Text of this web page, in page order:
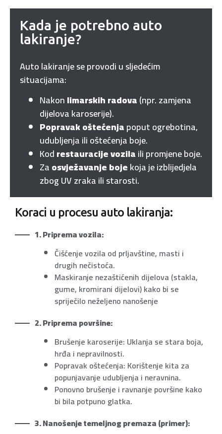
Kada je potrebno auto
lakiranje?
Auto lakiranje se provodi u sljedećim
situacijama:
Nakonlimarskih radova(npr. zamjena
dijelova karoserije).
Popravak oštećenjapoput ogrebotina,
udubljenja ili oštećenja boje.
Kodrestauracije vozilaili promjene boje.
Zaosvježavanje bojekoja je izblijedjela
zbog UV zraka ili starosti.
Koraci u procesu auto lakiranja:
1. Priprema vozila:
Čišćenje vozila od prljavštine, masti i
drugih nečistoća.
Maskiranje nezaštićenih dijelova (stakla,
gume, kromirani dijelovi) kako bi se
spriječilo neželjeno nanošenje
2. Priprema površine:
Brušenje karoserije: Uklanja se stara boja,
hrđa i nepravilnosti.
Popravak oštećenja: Korištenje kita za
popunjavanje udubljenja i neravnina.
Ponovno brušenje i ravnanje površine kako
bi bila potpuno glatka.
3. Nanošenje temeljnog premaza (primer):